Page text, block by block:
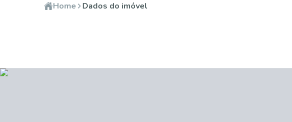
Home Dados do imóvel